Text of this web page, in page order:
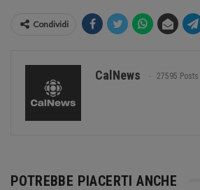
Condividi
CalNews 27595 Posts
POTREBBE PIACERTI ANCHE